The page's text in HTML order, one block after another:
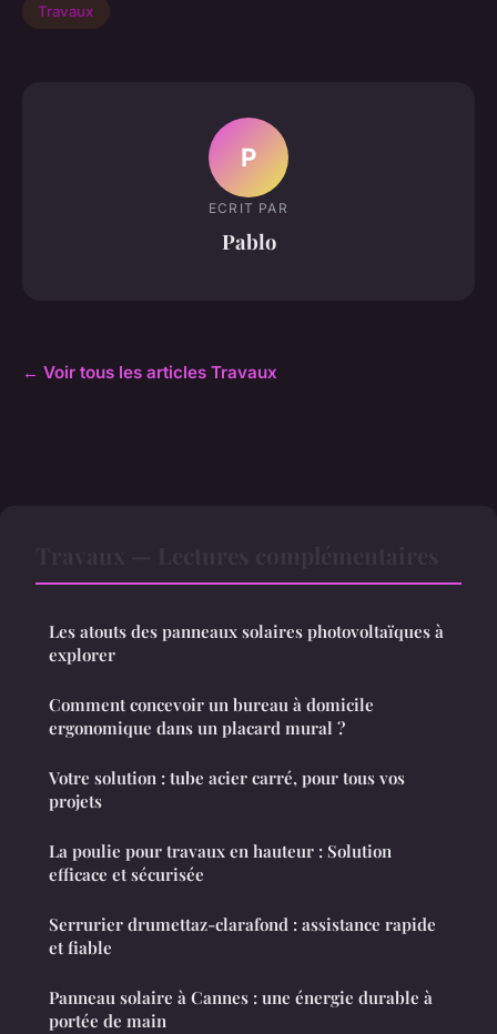
Travaux
P
ECRIT PAR
Pablo
← Voir tous les articles Travaux
Les atouts des panneaux solaires photovoltaïques à
explorer
Comment concevoir un bureau à domicile
ergonomique dans un placard mural ?
Votre solution : tube acier carré, pour tous vos
projets
La poulie pour travaux en hauteur : Solution
efficace et sécurisée
Serrurier drumettaz-clarafond : assistance rapide
et fiable
Panneau solaire à Cannes : une énergie durable à
portée de main